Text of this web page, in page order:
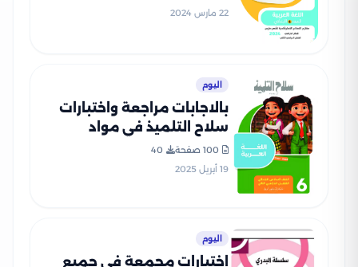
النموذجية في جميع المواد
22 مارس 2024
اليوم
بالاجابات مراجعة واختبارات
سلاح التلميذ في مواد
سادسة ابتدائي مقرر شهر
ابريل بصيغة PDF
100 صفحة
40
19 أبريل 2025
اليوم
اختبارات مجمعة في جميع